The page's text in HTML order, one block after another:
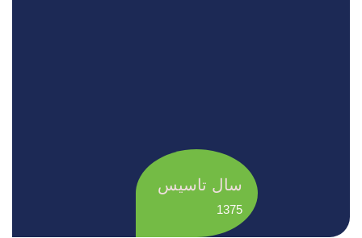
سال تاسیس
1375